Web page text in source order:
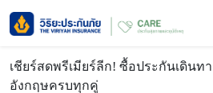
เชียร์สดพรีเมียร์ลีก! ซื้อประกันเดินท
อังกฤษครบทุกคู่